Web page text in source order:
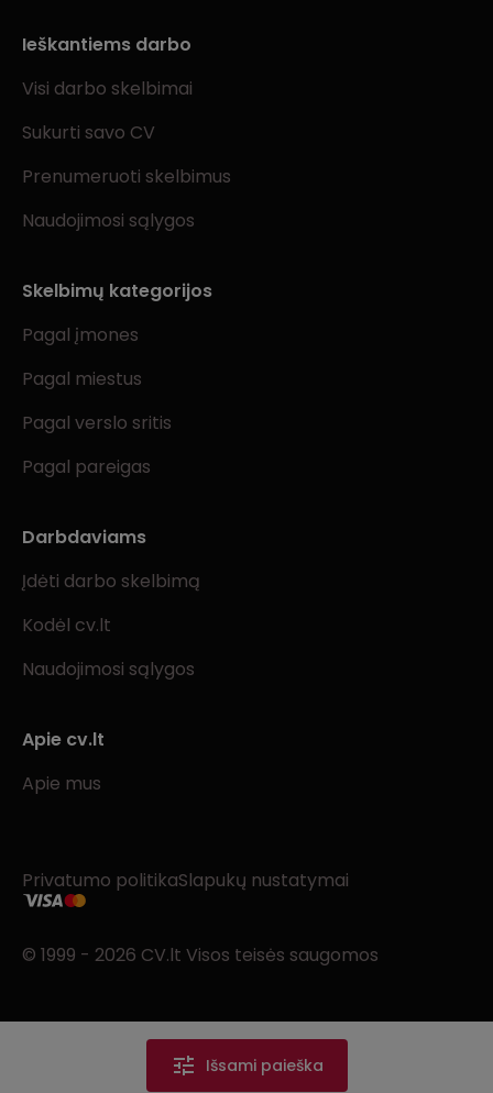
Išsami paieška
Ieškantiems darbo
Visi darbo skelbimai
Sukurti savo CV
Prenumeruoti skelbimus
Naudojimosi sąlygos
Skelbimų kategorijos
Pagal įmones
Pagal miestus
Pagal verslo sritis
Pagal pareigas
Darbdaviams
Įdėti darbo skelbimą
Kodėl cv.lt
Naudojimosi sąlygos
Apie cv.lt
Apie mus
Privatumo politikaSlapukų nustatymai
© 1999 - 2026 CV.lt Visos teisės saugomos